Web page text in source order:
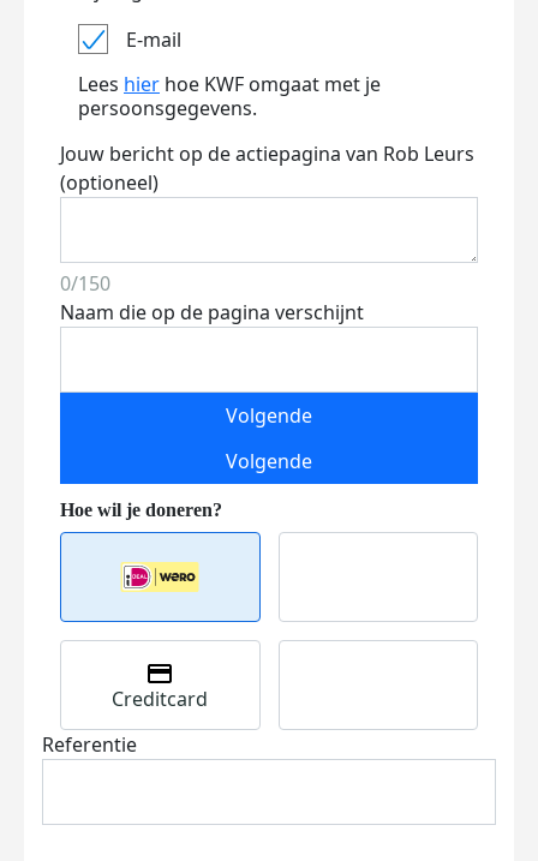
E-mail
Lees hier hoe KWF omgaat met je
persoonsgegevens.
Jouw bericht op de actiepagina van Rob Leurs
(optioneel)
0/150
Naam die op de pagina verschijnt
Volgende
Volgende
Creditcard
Referentie